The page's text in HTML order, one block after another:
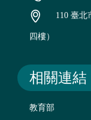
110 臺北
四樓）
相關連結
教育部